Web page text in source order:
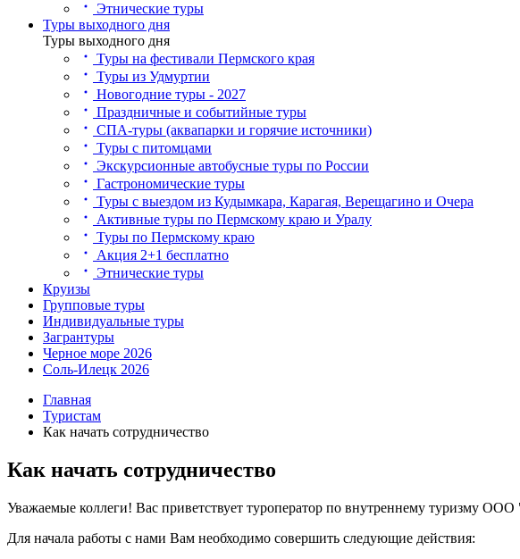
Этнические туры
Туры выходного дня
Туры выходного дня
Туры на фестивали Пермского края
Туры из Удмуртии
Новогодние туры - 2027
Праздничные и событийные туры
СПА-туры (аквапарки и горячие источники)
Туры с питомцами
Экскурсионные автобусные туры по России
Гастрономические туры
Туры с выездом из Кудымкара, Карагая, Верещагино и Очера
Активные туры по Пермскому краю и Уралу
Туры по Пермскому краю
Акция 2+1 бесплатно
Этнические туры
Круизы
Групповые туры
Индивидуальные туры
Загрантуры
Черное море 2026
Соль-Илецк 2026
Главная
Туристам
Как начать сотрудничество
Как начать сотрудничество
Уважаемые коллеги! Вас приветствует туроператор по внутреннему туризму
Для начала работы с нами Вам необходимо совершить следующие действия: